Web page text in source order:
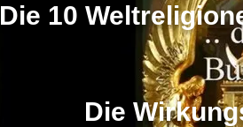
Die 10
Die